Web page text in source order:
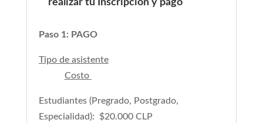
realizar tu Inscripción y pago
Paso 1: PAGO
Tipo de asistente
Costo
Estudiantes (Pregrado, Postgrado,
Especialidad): $20.000 CLP